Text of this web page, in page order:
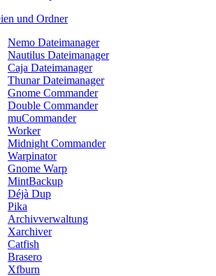
und Ordner
Nemo Dateimanager
Nautilus Dateimanager
Caja Dateimanager
Thunar Dateimanager
Gnome Commander
Double Commander
muCommander
Worker
Midnight Commander
Warpinator
Gnome Warp
MintBackup
Déjà Dup
Pika
Archivverwaltung
Xarchiver
Catfish
Brasero
Xfburn